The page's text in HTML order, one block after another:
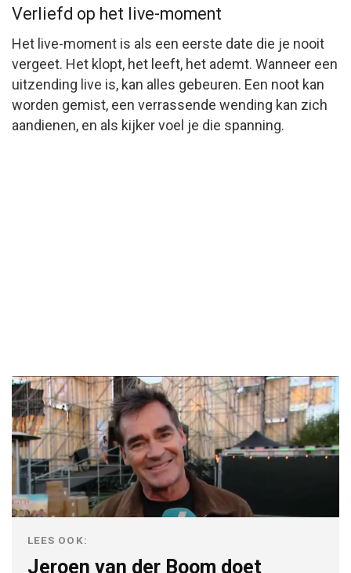
Verliefd op het live-moment
Het live-moment is als een eerste date die je nooit
vergeet. Het klopt, het leeft, het ademt. Wanneer een
uitzending live is, kan alles gebeuren. Een noot kan
worden gemist, een verrassende wending kan zich
aandienen, en als kijker voel je die spanning.
LEES OOK:
Jeroen van der Boom doet